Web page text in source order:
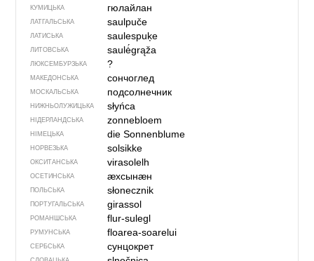
КУМИЦЬКА гюлайлан
ЛАТГАЛЬСЬКА saulpuče
ЛАТИСЬКА saulespuķe
ЛИТОВСЬКА saulė́grąža
ЛЮКСЕМБУРЗЬКА ?
МАКЕДОНСЬКА сончоглед
МОСКАЛЬСЬКА подсолнечник
НИЖНЬОЛУЖИЦЬКА słyńca
НІДЕРЛАНДСЬКА zonnebloem
НІМЕЦЬКА die Sonnenblume
НОРВЕЗЬКА solsikke
ОКСИТАНСЬКА virasolelh
ОСЕТИНСЬКА ӕхсынӕн
ПОЛЬСЬКА słonecznik
ПОРТУГАЛЬСЬКА girassol
РОМАНШСЬКА flur-sulegl
РУМУНСЬКА floarea-soarelui
СЕРБСЬКА сунцокрет